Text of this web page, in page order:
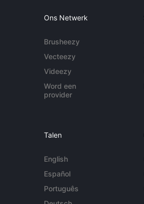
Ons Netwerk
Brusheezy
Vecteezy
Videezy
Word een
provider
Talen
English
Español
Português